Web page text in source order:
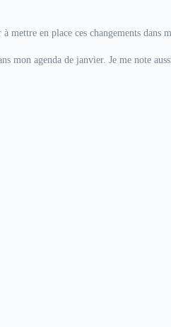
mettre en place ces changements dans
mon agenda de janvier. Je me note